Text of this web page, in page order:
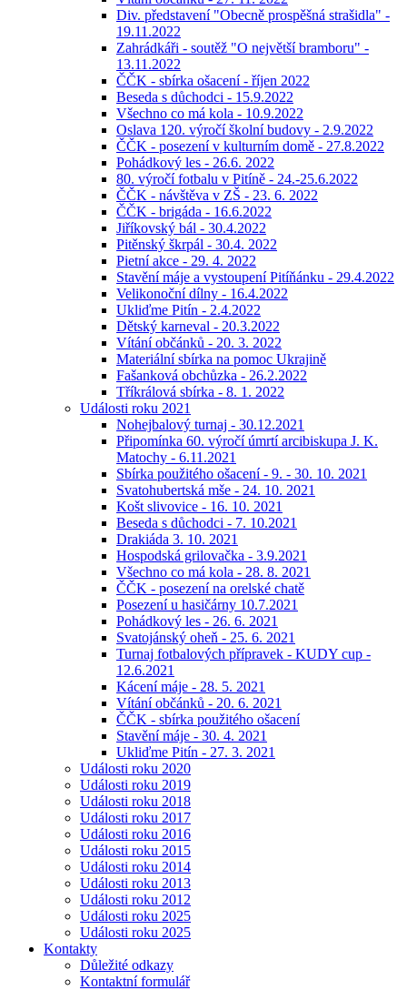
Div. představení "Obecně prospěšná strašidla" -
19.11.2022
Zahrádkáři - soutěž "O největší bramboru" -
13.11.2022
ČČK - sbírka ošacení - říjen 2022
Beseda s důchodci - 15.9.2022
Všechno co má kola - 10.9.2022
Oslava 120. výročí školní budovy - 2.9.2022
ČČK - posezení v kulturním domě - 27.8.2022
Pohádkový les - 26.6. 2022
80. výročí fotbalu v Pitíně - 24.-25.6.2022
ČČK - návštěva v ZŠ - 23. 6. 2022
ČČK - brigáda - 16.6.2022
Jiříkovský bál - 30.4.2022
Pitěnský škrpál - 30.4. 2022
Pietní akce - 29. 4. 2022
Stavění máje a vystoupení Pitíňánku - 29.4.2022
Velikonoční dílny - 16.4.2022
Ukliďme Pitín - 2.4.2022
Dětský karneval - 20.3.2022
Vítání občánků - 20. 3. 2022
Materiální sbírka na pomoc Ukrajině
Fašanková obchůzka - 26.2.2022
Tříkrálová sbírka - 8. 1. 2022
Události roku 2021
Nohejbalový turnaj - 30.12.2021
Připomínka 60. výročí úmrtí arcibiskupa J. K.
Matochy - 6.11.2021
Sbírka použitého ošacení - 9. - 30. 10. 2021
Svatohubertská mše - 24. 10. 2021
Košt slivovice - 16. 10. 2021
Beseda s důchodci - 7. 10.2021
Drakiáda 3. 10. 2021
Hospodská grilovačka - 3.9.2021
Všechno co má kola - 28. 8. 2021
ČČK - posezení na orelské chatě
Posezení u hasičárny 10.7.2021
Pohádkový les - 26. 6. 2021
Svatojánský oheň - 25. 6. 2021
Turnaj fotbalových přípravek - KUDY cup -
12.6.2021
Kácení máje - 28. 5. 2021
Vítání občánků - 20. 6. 2021
ČČK - sbírka použitého ošacení
Stavění máje - 30. 4. 2021
Ukliďme Pitín - 27. 3. 2021
Události roku 2020
Události roku 2019
Události roku 2018
Události roku 2017
Události roku 2016
Události roku 2015
Události roku 2014
Události roku 2013
Události roku 2012
Události roku 2025
Události roku 2025
Kontakty
Důležité odkazy
Kontaktní formulář